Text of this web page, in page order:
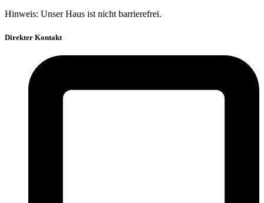
Hinweis: Unser Haus ist nicht barrierefrei.
Direkter Kontakt